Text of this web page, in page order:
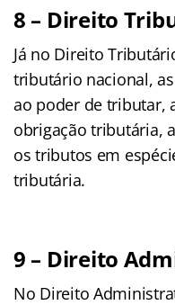
8 – Direito
Já no Direito
tributário nacional,
ao poder de tributar,
obrigação tributária,
os tributos em
tributária.
9 – Direito
No Direito